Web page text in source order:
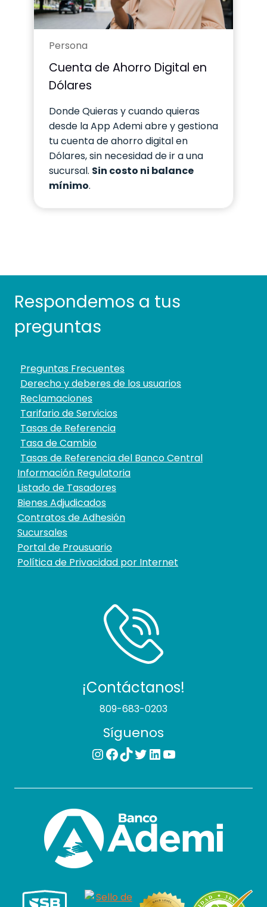
Persona
Cuenta de Ahorro Digital en
Dólares
Donde Quieras y cuando quieras
desde la App Ademi abre y gestiona
tu cuenta de ahorro digital en
Dólares, sin necesidad de ir a una
sucursal. Sin costo ni balance
mínimo.
Respondemos a tus
preguntas
Preguntas Frecuentes
Derecho y deberes de los usuarios
Reclamaciones
Tarifario de Servicios
Tasas de Referencia
Tasa de Cambio
Tasas de Referencia del Banco Central
Información Regulatoria
Listado de Tasadores
Bienes Adjudicados
Contratos de Adhesión
Sucursales
Portal de Prousuario
Política de Privacidad por Internet
¡Contáctanos!
809-683-0203
Síguenos
Instagram
Facebook
TikTok
Twitter
LinkedIn
YouTube